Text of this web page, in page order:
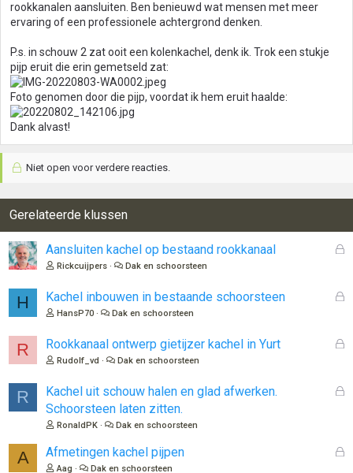
rookkanalen aansluiten. Ben benieuwd wat mensen met meer
ervaring of een professionele achtergrond denken.
P.s. in schouw 2 zat ooit een kolenkachel, denk ik. Trok een stukje
pijp eruit die erin gemetseld zat:
Foto genomen door die pijp, voordat ik hem eruit haalde:
Dank alvast!
Niet open voor verdere reacties.
Gerelateerde klussen
G
n
Aansluiten kachel op bestaand rookkanaal
Rickcuijpers Dak en schoorsteen
H
G
n
Kachel inbouwen in bestaande schoorsteen
HansP70 Dak en schoorsteen
R
G
Rookkanaal ontwerp gietijzer kachel in Yurt
Rudolf_vd Dak en schoorsteen
R
G
o
Kachel uit schouw halen en glad afwerken.
Schoorsteen laten zitten.
RonaldPK Dak en schoorsteen
A
G
Afmetingen kachel pijpen
Aag Dak en schoorsteen